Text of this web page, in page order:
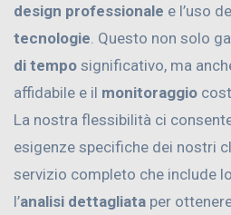
design professionale e l’uso
tecnologie . Questo non solo
di tempo significativo, ma
affidabile e il monitoraggio
La nostra flessibilità ci
esigenze specifiche dei nostri
servizio completo che include lo
l’analisi dettagliata per